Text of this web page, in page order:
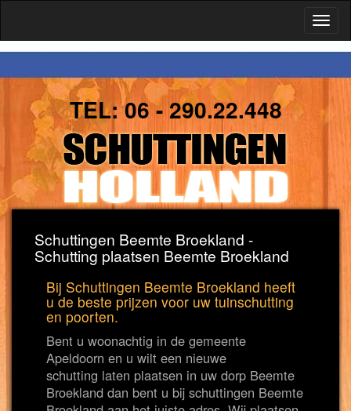
TEL:06 - 290.22.448
Schuttingen Beemte Broekland -
Schutting plaatsen Beemte Broekland
Bij Schuttingen Beemte Broekland heeft
u de beste prijzen voor uw tuinschutting
en poorten.
Bent u woonachtig in de gemeente
Apeldoorn en u wilt een nieuwe
schutting laten plaatsen in uw dorp Beemte
Broekland dan bent u bij schuttingen Beemte